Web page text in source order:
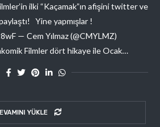
ilki “Kaçamak”ın afişini twitter ve
Yine yapmışlar !
— Cem Yılmaz (@CMYLMZ)
Filmler dört hikaye ile Ocak…
YÜKLE